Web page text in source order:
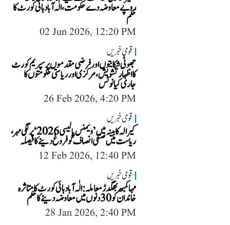
روپے معاوضہ دے حکومت، الٰہ آباد ہائی کورٹ کا
حکم
02 Jun 2026, 12:20 PM
قومی خبریں
جھوٹی شکایتوں اور فرضی مقدموں پر سپریم کورٹ
کا اظہار تشویش، مرکزی اور ریاستی حکومتوں کا
جاری کیا نوٹس
26 Feb 2026, 4:20 PM
قومی خبریں
کیرالہ کابینہ میں ’ویمنس پالیسی 2026‘ پر لگی مہر،
ریاست میں صنفی انصاف کو فروغ دینے کا فیصلہ
12 Feb 2026, 12:40 PM
قومی خبریں
مہاکمبھ بھگدڑ معاملہ: الٰہ آباد ہائی کورٹ کا متاثرہ
خاندان کو 30 دنوں میں معاوضہ دینے کا حکم
28 Jan 2026, 2:40 PM